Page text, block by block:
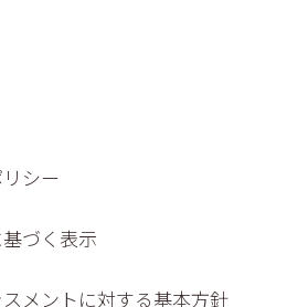
シー
づく表示
メントに対する基本方針